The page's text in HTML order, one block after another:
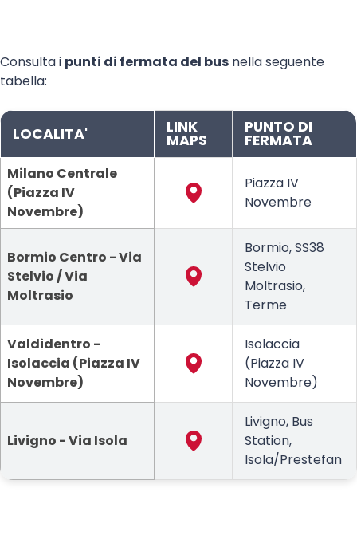
Consulta i punti di fermata del bus nella seguente
tabella:
LOCALITA' LINK
MAPS
PUNTO DI
FERMATA
Milano Centrale
(Piazza IV
Novembre)
Piazza IV
Novembre
Bormio Centro - Via
Stelvio / Via
Moltrasio
Bormio, SS38
Stelvio
Moltrasio,
Terme
Valdidentro -
Isolaccia (Piazza IV
Novembre)
Isolaccia
(Piazza IV
Novembre)
Livigno - Via Isola
Livigno, Bus
Station,
Isola/Prestefan